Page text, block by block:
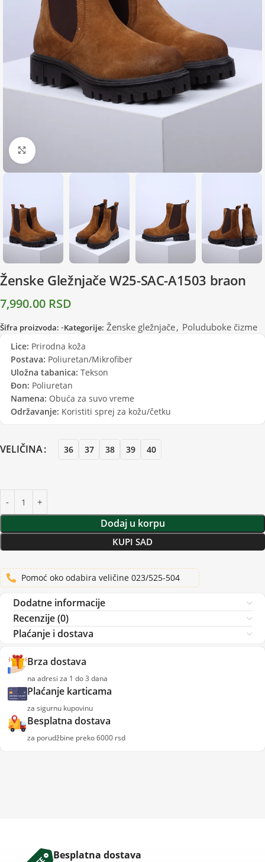
Zumiraj sliku
Ženske Gležnjače W25-SAC-A1503 braon
7,990.00 RSD
Šifra proizvoda: -Kategorije: Ženske gležnjače, Poluduboke čizme
Lice: Prirodna koža
Postava: Poliuretan/Mikrofiber
Uložna tabanica: Tekson
Đon: Poliuretan
Namena: Obuća za suvo vreme
Održavanje: Koristiti sprej za kožu/četku
VELIČINA 36 37 38 39 40
Dodaj u korpu
KUPI SAD
Pomoć oko odabira veličine 023/525-504
Dodatne informacije
Recenzije (0)
Plaćanje i dostava
Brza dostava
na adresi za 1 do 3 dana
Plaćanje karticama
za sigurnu kupovinu
Besplatna dostava
za porudžbine preko 6000 rsd
Besplatna dostava